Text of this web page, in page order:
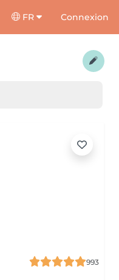
FR Connexion
993